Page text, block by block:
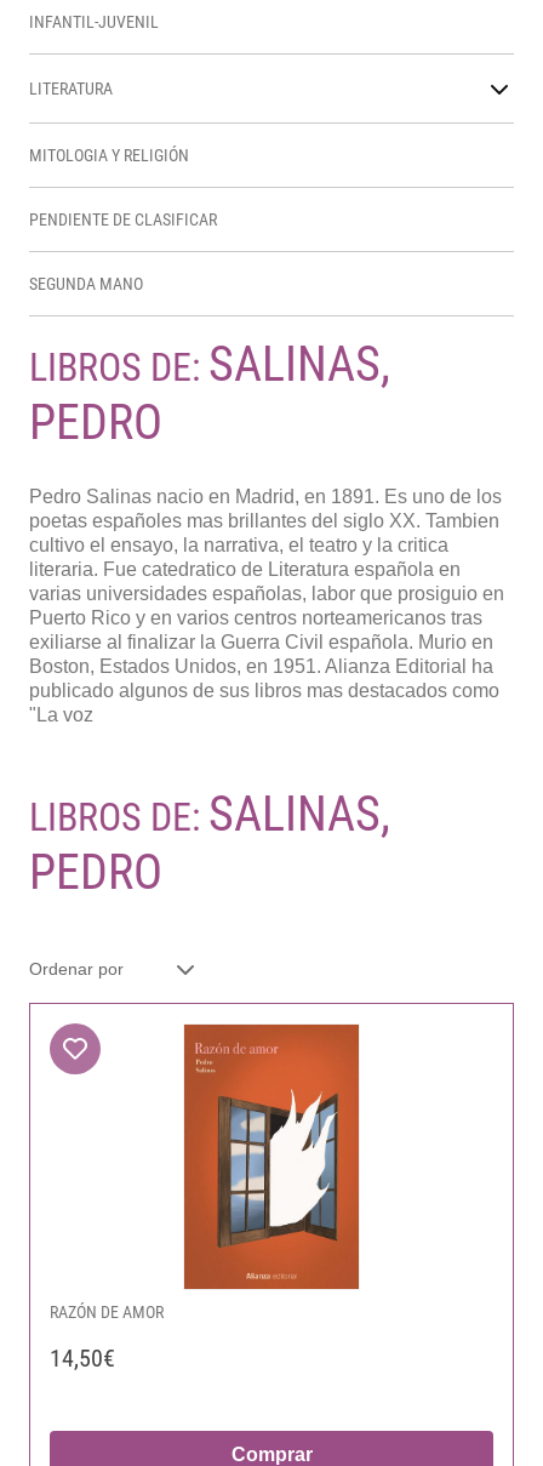
INFANTIL-JUVENIL
LITERATURA
MITOLOGIA Y RELIGIÓN
PENDIENTE DE CLASIFICAR
SEGUNDA MANO
LIBROS DE: SALINAS,
PEDRO
Pedro Salinas nacio en Madrid, en 1891. Es uno de los
poetas españoles mas brillantes del siglo XX. Tambien
cultivo el ensayo, la narrativa, el teatro y la critica
literaria. Fue catedratico de Literatura española en
varias universidades españolas, labor que prosiguio en
Puerto Rico y en varios centros norteamericanos tras
exiliarse al finalizar la Guerra Civil española. Murio en
Boston, Estados Unidos, en 1951. Alianza Editorial ha
publicado algunos de sus libros mas destacados como
"La voz
LIBROS DE: SALINAS,
PEDRO
RAZÓN DE AMOR
14,50€
Comprar